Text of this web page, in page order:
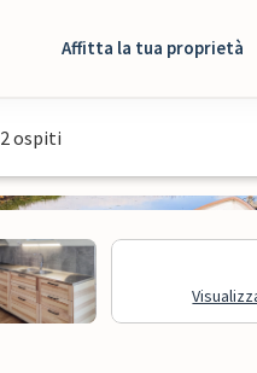
Affitta la tua proprietà
2 ospiti